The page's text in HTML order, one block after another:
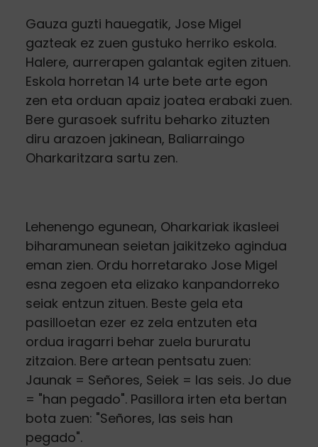
Gauza guzti hauegatik, Jose Migel
gazteak ez zuen gustuko herriko eskola.
Halere, aurrerapen galantak egiten zituen.
Eskola horretan 14 urte bete arte egon
zen eta orduan apaiz joatea erabaki zuen.
Bere gurasoek sufritu beharko zituzten
diru arazoen jakinean, Baliarraingo
Oharkaritzara sartu zen.
Lehenengo egunean, Oharkariak ikasleei
biharamunean seietan jaikitzeko agindua
eman zien. Ordu horretarako Jose Migel
esna zegoen eta elizako kanpandorreko
seiak entzun zituen. Beste gela eta
pasilloetan ezer ez zela entzuten eta
ordua iragarri behar zuela bururatu
zitzaion. Bere artean pentsatu zuen:
Jaunak = Señores, Seiek = las seis. Jo due
= "han pegado". Pasillora irten eta bertan
bota zuen: "Señores, las seis han
pegado".